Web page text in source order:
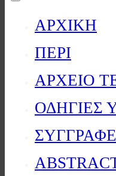
ΑΡΧΙΚΗ
ΠΕΡΙ
ΑΡΧΕΙΟ
ΟΔΗΓΙΕΣ